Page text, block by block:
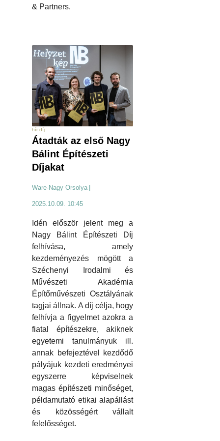
& Partners.
hír díj
Átadták az első Nagy
Bálint Építészeti
Díjakat
Ware-Nagy Orsolya
2025.10.09. 10:45
Idén először jelent meg a
Nagy Bálint Építészeti Díj
felhívása, amely
kezdeményezés mögött a
Széchenyi Irodalmi és
Művészeti Akadémia
Építőművészeti Osztályának
tagjai állnak. A díj célja, hogy
felhívja a figyelmet azokra a
fiatal építészekre, akiknek
egyetemi tanulmányuk ill.
annak befejeztével kezdődő
pályájuk kezdeti eredményei
egyszerre képviselnek
magas építészeti minőséget,
példamutató etikai alapállást
és közösségért vállalt
felelősséget.